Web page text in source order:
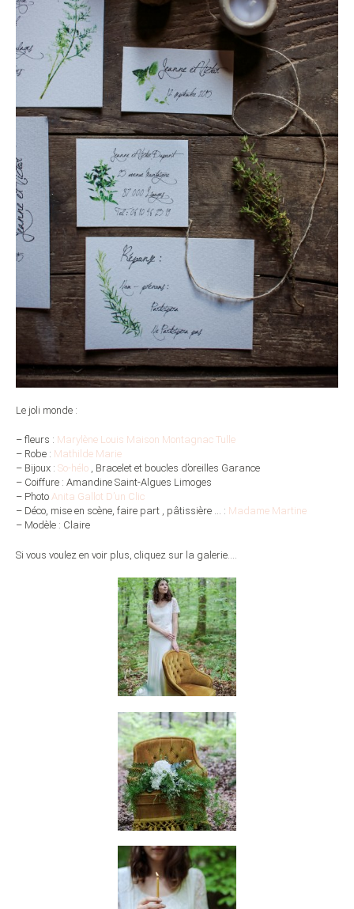
Le joli monde :
– fleurs : Marylène Louis Maison Montagnac Tulle
– Robe : Mathilde Marie
– Bijoux : So-hélo , Bracelet et boucles d’oreilles Garance
– Coiffure : Amandine Saint-Algues Limoges
– Photo Anita Gallot D’un Clic
– Déco, mise en scène, faire part , pâtissière … : Madame Martine
– Modèle : Claire
Si vous voulez en voir plus, cliquez sur la galerie….